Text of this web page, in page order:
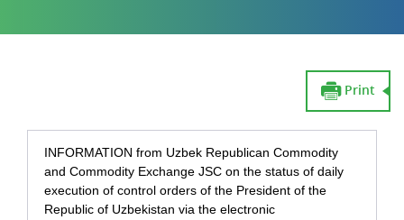
Print
INFORMATION from Uzbek Republican Commodity
and Commodity Exchange JSC on the status of daily
execution of control orders of the President of the
Republic of Uzbekistan via the electronic